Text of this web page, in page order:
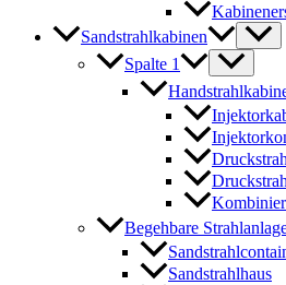
Sandstrahlkabinen
Spalte 1
Begehbare
Sandstrahlhaus